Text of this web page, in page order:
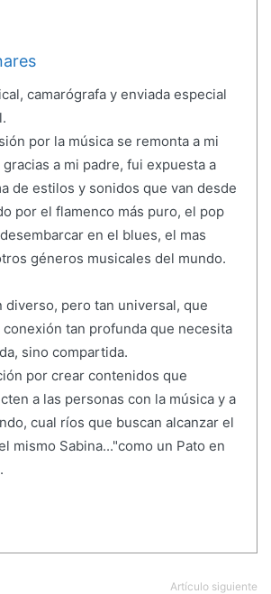
camarógrafa y enviada especial
por la música se remonta a mi
a mi padre, fui expuesta a
de estilos y sonidos que van desde
por el flamenco más puro, el pop
en el blues, el mas
géneros musicales del mundo.
diverso, pero tan universal, que
tan profunda que necesita
sino compartida.
por crear contenidos que
a las personas con la música y a
cual ríos que buscan alcanzar el
mismo Sabina..."como un Pato en
Artículo siguiente